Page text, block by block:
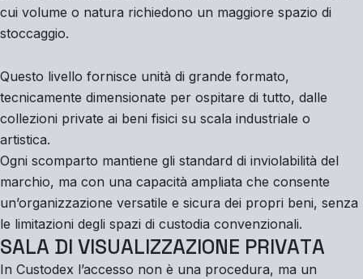
cui volume o natura richiedono un maggiore spazio di
stoccaggio.
Questo livello fornisce unità di grande formato,
tecnicamente dimensionate per ospitare di tutto, dalle
collezioni private ai beni fisici su scala industriale o
artistica.
Ogni scomparto mantiene gli standard di inviolabilità del
marchio, ma con una capacità ampliata che consente
un’organizzazione versatile e sicura dei propri beni, senza
le limitazioni degli spazi di custodia convenzionali.
SALA DI VISUALIZZAZIONE PRIVATA
In Custodex l’accesso non è una procedura, ma un